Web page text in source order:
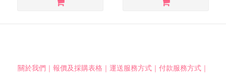
關於我們 ｜ 報價及採購表格 ｜ 運送服務方式 ｜ 付款服務方式 ｜